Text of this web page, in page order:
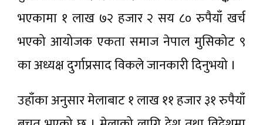
भएकामा १ लाख ७२ हजार २ सय ८० रुपैयाँ खर्च
भएको आयोजक एकता समाज नेपाल मुसिकोट ९
का अध्यक्ष दुर्गाप्रसाद विकले जानकारी दिनुभयो ।
उहाँका अनुसार मेलाबाट १ लाख ११ हजार ३१ रुपैयाँ